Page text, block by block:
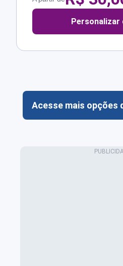
Personalizar
Acesse mais opções